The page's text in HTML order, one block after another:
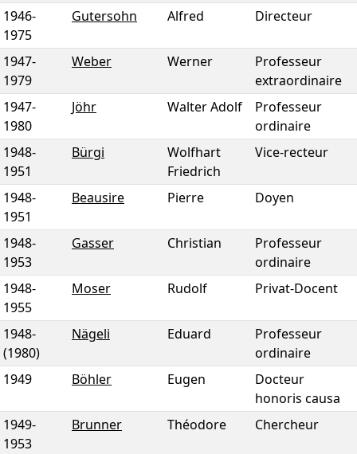
1946-
1975
Gutersohn Alfred Directeur
1947-
1979
Weber Werner
Professeur
extraordinaire
1947-
1980
Jöhr Walter Adolf
Professeur
ordinaire
1948-
1951
Bürgi
Wolfhart
Friedrich
Vice-recteur
1948-
1951
Beausire Pierre Doyen
1948-
1953
Gasser Christian
Professeur
ordinaire
1948-
1955
Moser Rudolf Privat-Docent
1948-
(1980)
Nägeli Eduard
Professeur
ordinaire
1949
Böhler Eugen
Docteur
honoris causa
1949-
1953
Brunner Théodore Chercheur